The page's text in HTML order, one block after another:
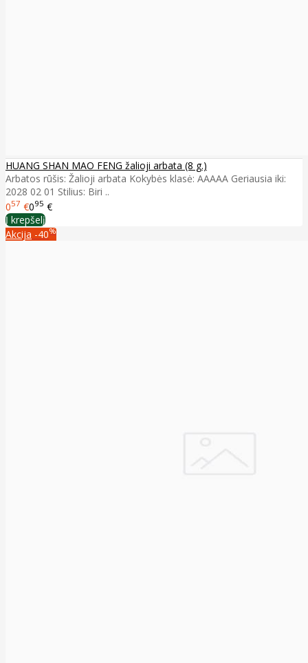
HUANG SHAN MAO FENG žalioji arbata (8 g.)
Arbatos rūšis: Žalioji arbata Kokybės klasė: AAAAA Geriausia iki:
2028 02 01 Stilius: Biri ..
057 €095 €
Į krepšelį
Akcija -40%